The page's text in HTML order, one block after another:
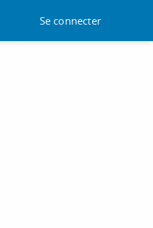
Se connecter